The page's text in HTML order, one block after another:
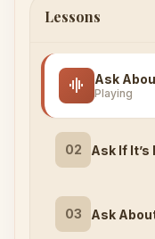
Lessons
graphic_eq Ask
Playing
02 Ask If It’s
03 Ask